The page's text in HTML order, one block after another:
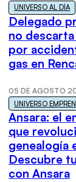
UNIVERSO AL DÍA
Delegado
no
por
gas en
05 DE AGOSTO
UNIVERSO
Ansara: el
que
genealogía
Descubre
con Ansara